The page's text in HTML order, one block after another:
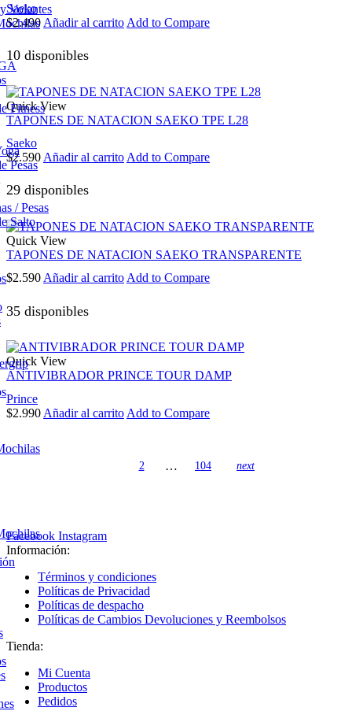
Volantes
Fitness
Pesas
/ Pesas
Salto
Saeko
$2.490 Añadir al carrito Add to Compare
10 disponibles
Quick View
TAPONES DE NATACION SAEKO TPE L28
Saeko
$2.590 Añadir al carrito Add to Compare
29 disponibles
Quick View
TAPONES DE NATACION SAEKO TRANSPARENTE
$2.590 Añadir al carrito Add to Compare
35 disponibles
Quick View
ANTIVIBRADOR PRINCE TOUR DAMP
Prince
$2.990 Añadir al carrito Add to Compare
2 … 104 next
Facebook Instagram
Información:
Términos y condiciones
Políticas de Privacidad
Políticas de despacho
Políticas de Cambios Devoluciones y Reembolsos
Tienda:
Mi Cuenta
Productos
Pedidos